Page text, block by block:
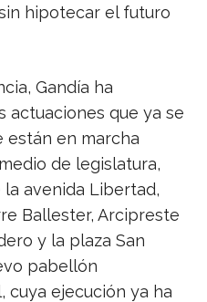
hipotecar el futuro
Gandía ha
actuaciones que ya se
están en marcha
de legislatura,
avenida Libertad,
Ballester, Arcipreste
y la plaza San
pabellón
ejecución ya ha